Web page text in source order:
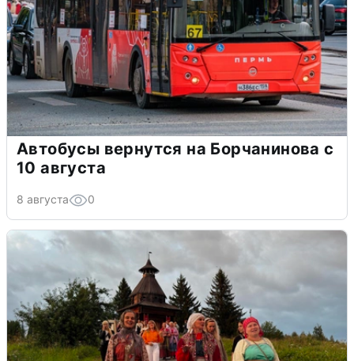
Автобусы вернутся на Борчанинова с
10 августа
8 августа 0